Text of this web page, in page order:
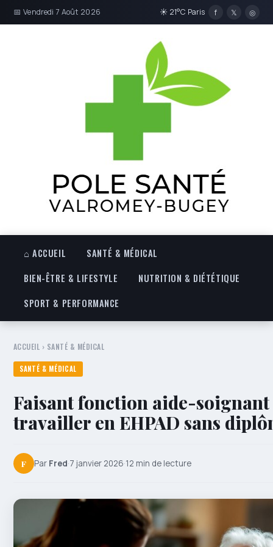
📅 Vendredi 7 Août 2026 ☀ 21°C Paris f 𝕏 ◎
⌂ ACCUEIL
SANTÉ & MÉDICAL
BIEN-ÊTRE & LIFESTYLE
NUTRITION & DIÉTÉTIQUE
SPORT & PERFORMANCE
ACCUEIL › SANTÉ & MÉDICAL
SANTÉ & MÉDICAL
Faisant fonction aide-soignant
travailler en EHPAD sans
F Par Fred·7 janvier 2026·12 min de lecture